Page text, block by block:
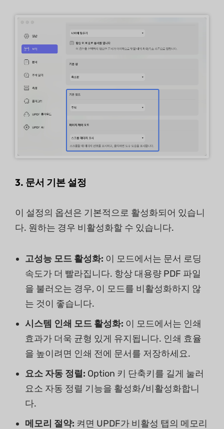
3. 문서 기본 설정
이 설정의 옵션은 기본적으로 활성화되어 있습니
다. 원하는 경우 비활성화할 수 있습니다.
고성능 모드 활성화: 이 모드에서는 문서 로딩
속도가 더 빨라집니다. 항상 대용량 PDF 파일
을 불러오는 경우, 이 모드를 비활성화하지 않
는 것이 좋습니다.
시스템 인쇄 모드 활성화: 이 모드에서는 인쇄
효과가 더욱 균형 있게 유지됩니다. 인쇄 효율
을 높이려면 인쇄 전에 문서를 저장하세요.
요소 자동 정렬: Option 키 단축키를 길게 눌러
요소 자동 정렬 기능을 활성화/비활성화합니
다.
메모리 절약: 켜면 UPDF가 비활성 탭의 메모리